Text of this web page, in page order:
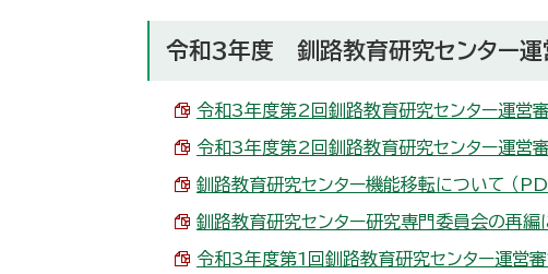
令和3年度 釧路教育研究センター
令和3年度第2回釧路教育研究センター運
令和3年度第2回釧路教育研究センター運
釧路教育研究センター機能移転について （
釧路教育研究センター研究専門委員会の再
令和3年度第1回釧路教育研究センター運